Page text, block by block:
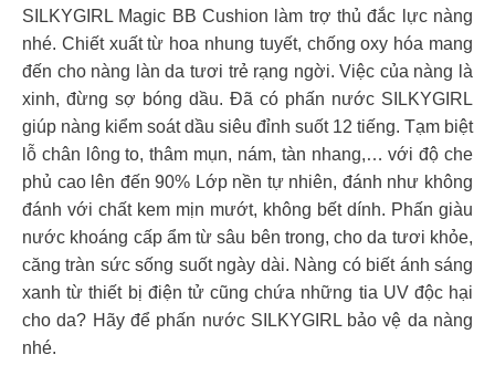
SILKYGIRL Magic BB Cushion làm trợ thủ đắc lực nàng
nhé. Chiết xuất từ hoa nhung tuyết, chống oxy hóa mang
đến cho nàng làn da tươi trẻ rạng ngời. Việc của nàng là
xinh, đừng sợ bóng dầu. Đã có phấn nước SILKYGIRL
giúp nàng kiểm soát dầu siêu đỉnh suốt 12 tiếng. Tạm biệt
lỗ chân lông to, thâm mụn, nám, tàn nhang,… với độ che
phủ cao lên đến 90% Lớp nền tự nhiên, đánh như không
đánh với chất kem mịn mướt, không bết dính. Phấn giàu
nước khoáng cấp ẩm từ sâu bên trong, cho da tươi khỏe,
căng tràn sức sống suốt ngày dài. Nàng có biết ánh sáng
xanh từ thiết bị điện tử cũng chứa những tia UV độc hại
cho da? Hãy để phấn nước SILKYGIRL bảo vệ da nàng
nhé.